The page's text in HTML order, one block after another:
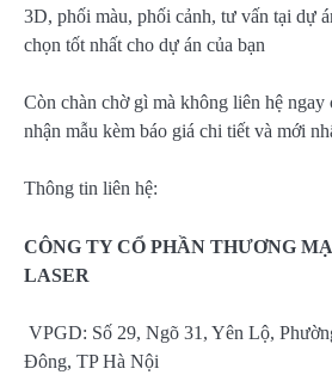
3D, phối màu, phối cảnh, tư vấn tại dự
chọn tốt nhất cho dự án của bạn
Còn chàn chờ gì mà không liên hệ
nhận mẫu kèm báo giá chi tiết và mới
Thông tin liên hệ:
CÔNG TY CỔ PHẦN THƯƠNG
LASER
VPGD: Số 29, Ngõ 31, Yên Lộ,
Đông, TP Hà Nội